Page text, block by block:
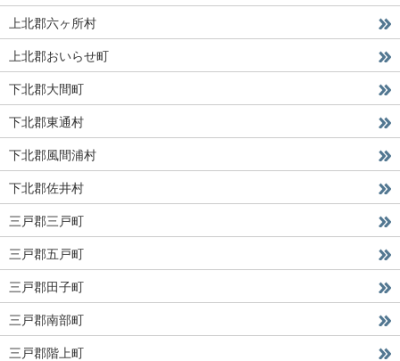
上北郡六ヶ所村
上北郡おいらせ町
下北郡大間町
下北郡東通村
下北郡風間浦村
下北郡佐井村
三戸郡三戸町
三戸郡五戸町
三戸郡田子町
三戸郡南部町
三戸郡階上町